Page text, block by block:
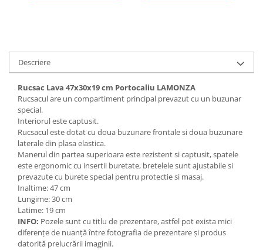
Descriere
Rucsac Lava 47x30x19 cm Portocaliu LAMONZA
Rucsacul are un compartiment principal prevazut cu un buzunar
special.
Interiorul este captusit.
Rucsacul este dotat cu doua buzunare frontale si doua buzunare
laterale din plasa elastica.
Manerul din partea superioara este rezistent si captusit, spatele
este ergonomic cu insertii buretate, bretelele sunt ajustabile si
prevazute cu burete special pentru protectie si masaj.
Inaltime: 47 cm
Lungime: 30 cm
Latime: 19 cm
INFO: Pozele sunt cu titlu de prezentare, astfel pot exista mici
diferențe de nuanță între fotografia de prezentare și produs
datorită prelucrării imaginii.